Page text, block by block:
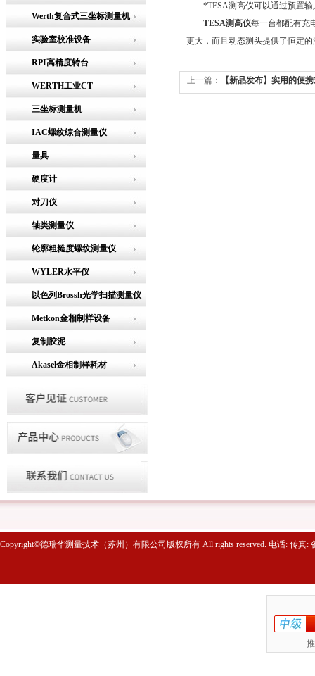
Werth复合式三坐标测量机
实验室校准设备
RPI高精度转台
WERTH工业CT
三坐标测量机
IAC螺纹综合测量仪
量具
硬度计
对刀仪
轴类测量仪
轮廓粗糙度螺纹测量仪
WYLER水平仪
以色列Brossh光学扫描测量仪
Metkon金相制样设备
复制胶泥
Akasel金相制样耗材
*TESA测高仪可以通过预置输
TESA测高仪每一台都配有充
更大，而且动态测头提供了恒定
上一篇： 【新品发布】实用的便
Copyright©德瑞华测量技术（苏州）有限公司版权所有 All rights reserved. 电话: 传真: